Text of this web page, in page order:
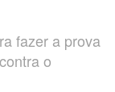
fazer a prova
o